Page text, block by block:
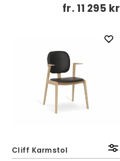
fr.11 295 kr
Cliff Karmstol